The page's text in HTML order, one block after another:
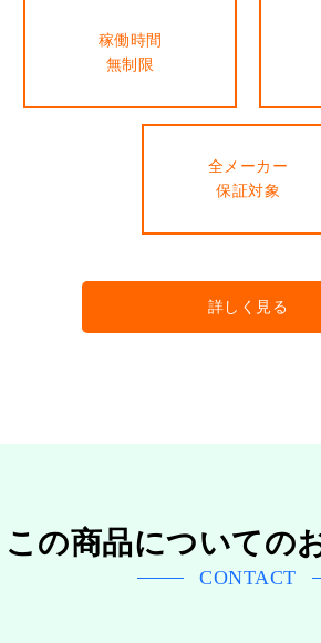
稼働時間
無制限
全メーカー
保証対象
詳しく見る
この商品についての
CONTACT